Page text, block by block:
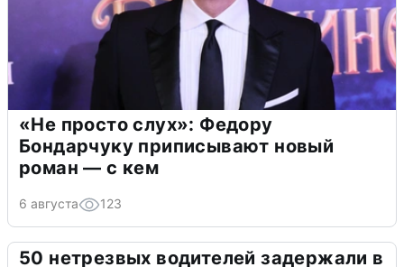
«Не просто слух»: Федору
Бондарчуку приписывают новый
роман — с кем
6 августа 123
50 нетрезвых водителей задержали в